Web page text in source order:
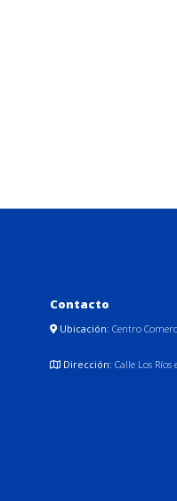
Contacto
Ubicación: Centro
Dirección: Calle Los